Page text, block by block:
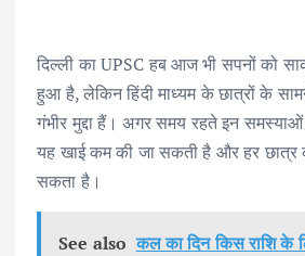
दिल्ली का UPSC हब आज भी सपनों को
हुआ है, लेकिन हिंदी माध्यम के छात्रों के
गंभीर मुद्दा हैं। अगर समय रहते इन समस्याओं
यह खाई कम की जा सकती है और हर छात्र
सकता है।
See also कल का दिन किस राशि के